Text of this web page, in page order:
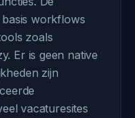
workflows
zoals
Er is geen native
zijn
vacaturesites